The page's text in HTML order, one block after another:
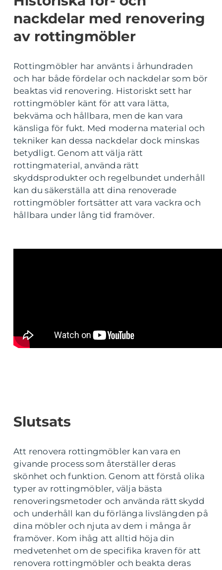
nackdelar med renovering
av rottingmöbler
Rottingmöbler har använts i århundraden
och har både fördelar och nackdelar som bör
beaktas vid renovering. Historiskt sett har
rottingmöbler känt för att vara lätta,
bekväma och hållbara, men de kan vara
känsliga för fukt. Med moderna material och
tekniker kan dessa nackdelar dock minskas
betydligt. Genom att välja rätt
rottingmaterial, använda rätt
skyddsprodukter och regelbundet underhåll
kan du säkerställa att dina renoverade
rottingmöbler fortsätter att vara vackra och
hållbara under lång tid framöver.
Slutsats
Att renovera rottingmöbler kan vara en
givande process som återställer deras
skönhet och funktion. Genom att förstå olika
typer av rottingmöbler, välja bästa
renoveringsmetoder och använda rätt skydd
och underhåll kan du förlänga livslängden på
dina möbler och njuta av dem i många år
framöver. Kom ihåg att alltid höja din
medvetenhet om de specifika kraven för att
renovera rottingmöbler och beakta deras